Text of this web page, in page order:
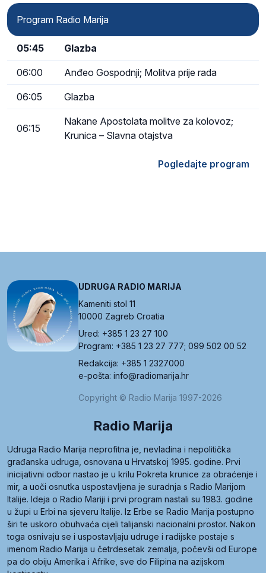
Program Radio Marija
05:45 Glazba
06:00 Anđeo Gospodnji; Molitva prije rada
06:05 Glazba
06:15
Nakane Apostolata molitve za kolovoz;
Krunica – Slavna otajstva
Pogledajte program
UDRUGA RADIO MARIJA
Kameniti stol 11
10000 Zagreb Croatia
Ured: +385 1 23 27 100
Program: +385 1 23 27 777; 099 502 00 52
Redakcija: +385 1 2327000
e-pošta: info@radiomarija.hr
Copyright © Radio Marija 1997-2026
Radio Marija
Udruga Radio Marija neprofitna je, nevladina i nepolitička
građanska udruga, osnovana u Hrvatskoj 1995. godine. Prvi
inicijativni odbor nastao je u krilu Pokreta krunice za obraćenje i
mir, a uoči osnutka uspostavljena je suradnja s Radio Marijom
Italije. Ideja o Radio Mariji i prvi program nastali su 1983. godine
u župi u Erbi na sjeveru Italije. Iz Erbe se Radio Marija postupno
širi te uskoro obuhvaća cijeli talijanski nacionalni prostor. Nakon
toga osnivaju se i uspostavljaju udruge i radijske postaje s
imenom Radio Marija u četrdesetak zemalja, počevši od Europe
pa do obiju Amerika i Afrike, sve do Filipina na azijskom